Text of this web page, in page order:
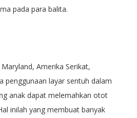
pada para balita.
Amerika Serikat,
penggunaan layar sentuh dalam
anak dapat melemahkan otot
inilah yang membuat banyak